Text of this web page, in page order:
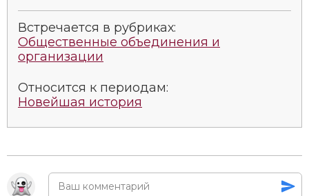
Встречается в рубриках:
Общественные объединения и
организации
Относится к периодам:
Новейшая история